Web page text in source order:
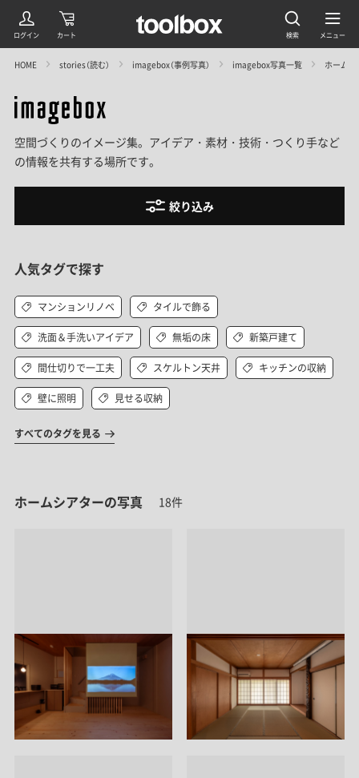
HOME stories（読む） imagebox（事例写真） imagebox写真一覧 ホーム
空間づくりのイメージ集。アイデア・素材・技術・つくり手など
の情報を共有する場所です。
絞り込み
人気タグで探す
マンションリノベ タイルで飾る
洗面＆手洗いアイデア 無垢の床 新築戸建て
間仕切りで一工夫 スケルトン天井 キッチンの収納
壁に照明 見せる収納
すべてのタグを見る
ホームシアターの写真 18件